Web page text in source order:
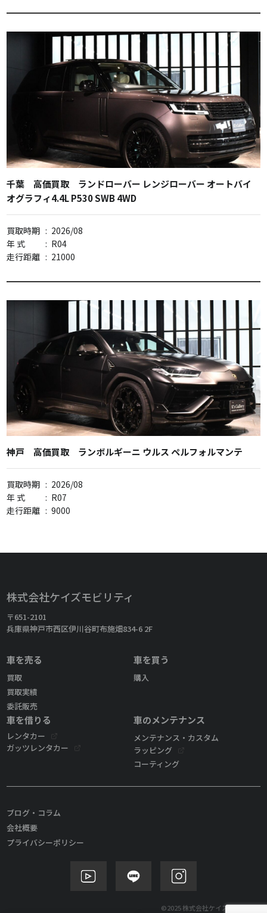
千葉 高価買取 ランドローバー レンジローバー オートバイ
オグラフィ4.4L P530 SWB 4WD
買取時期 : 2026/08
年 式
: R04
走行距離 : 21000
神戸 高価買取 ランボルギーニ ウルス ペルフォルマンテ
買取時期 : 2026/08
年 式
: R07
走行距離 : 9000
株式会社ケイズモビリティ
〒651-2101
兵庫県神戸市西区伊川谷町布施畑834-6 2F
車を売る
買取
買取実績
委託販売
車を買う
購入
車を借りる
レンタカー
ガッツレンタカー
車のメンテナンス
メンテナンス・カスタム
ラッピング
コーティング
ブログ・コラム
会社概要
プライバシーポリシー
©2025 株式会社ケイズモビリティ